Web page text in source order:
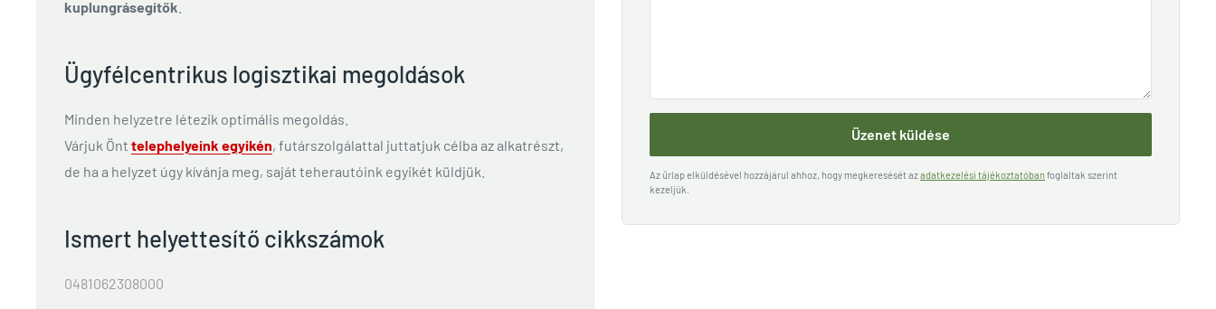
Üzenet küldése
Az űrlap elküldésével hozzájárul ahhoz, hogy megkeresését azadatkezelési tájékoztatóban foglaltak szerint
kezeljük.
kuplungrásegítők
Ügyfélcentrikus logisztikai megoldások
Minden helyzetre létezik optimális megoldás.
Várjuk Önt telephelyeink egyikén, futárszolgálattal juttatjuk célba az alkatrészt,
de ha a helyzet úgy kívánja meg, saját teherautóink egyikét küldjük.
Ismert helyettesítő cikkszámok
0481062308000